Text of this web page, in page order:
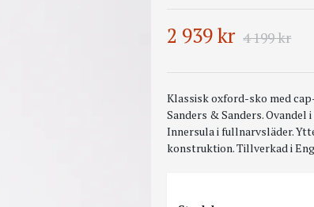
2 939 kr 4 199 kr
Klassisk oxford-sko med
Sanders & Sanders.
Innersula i fullnarvsläder.
konstruktion. Tillverkad i